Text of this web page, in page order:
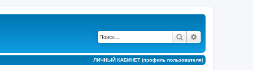
Поиск
ЛИЧНЫЙ КАБИНЕТ (профиль пользователя)